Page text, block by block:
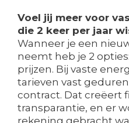
Voel jij meer voor
die 2 keer per jaar
Wanneer je een
neemt heb je 2
prijzen. Bij vaste
tarieven vast
contract. Dat creëert
transparantie, en er
rekening gebracht